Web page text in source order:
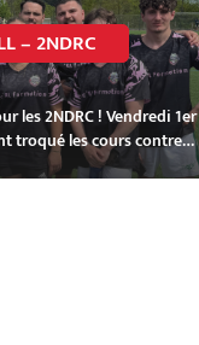
– 2NDRC
les 2NDRC ! Vendredi 1er
troqué les cours contre…